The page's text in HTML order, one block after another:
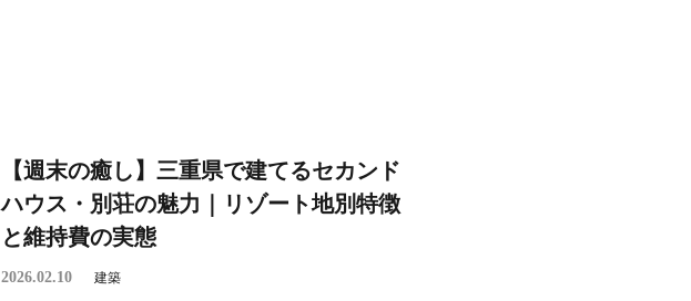
【週末の癒し】三重県で建てるセカンド
ハウス・別荘の魅力｜リゾート地別特徴
と維持費の実態
2026.02.10 建築